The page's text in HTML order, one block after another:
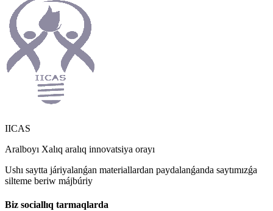
IICAS
Aralboyı Xalıq aralıq innovatsiya orayı
Ushı saytta járiyalanǵan materiallardan paydalanǵanda saytımızǵa
silteme beriw májbúriy
Biz sociallıq tarmaqlarda